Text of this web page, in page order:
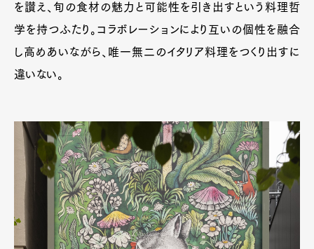
を讃え、旬の食材の魅力と可能性を引き出すという料理哲
学を持つふたり。コラボレーションにより互いの個性を融合
し高めあいながら、唯一無二のイタリア料理をつくり出すに
違いない。